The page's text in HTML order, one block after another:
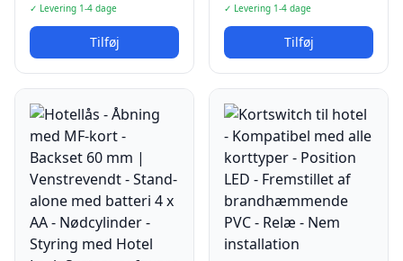
✓ Levering 1-4 dage
Tilføj
✓ Levering 1-4 dage
Tilføj